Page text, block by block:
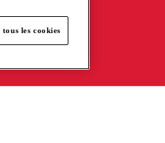
tous les cookies